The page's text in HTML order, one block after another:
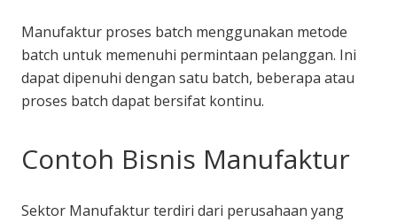
Manufaktur proses batch menggunakan metode
batch untuk memenuhi permintaan pelanggan. Ini
dapat dipenuhi dengan satu batch, beberapa atau
proses batch dapat bersifat kontinu.
Contoh Bisnis Manufaktur
Sektor Manufaktur terdiri dari perusahaan yang